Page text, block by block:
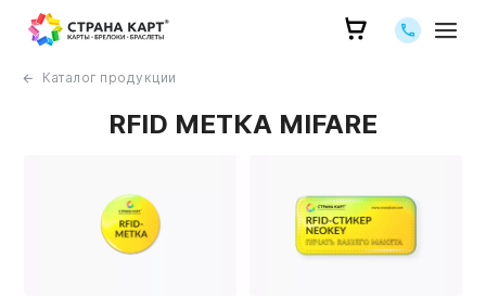
Позвоните
Каталог продукции
RFID МЕТКА MIFARE